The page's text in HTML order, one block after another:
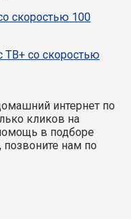
скоростью 100
со скоростью
интернет по
кликов на
в подборе
нам по